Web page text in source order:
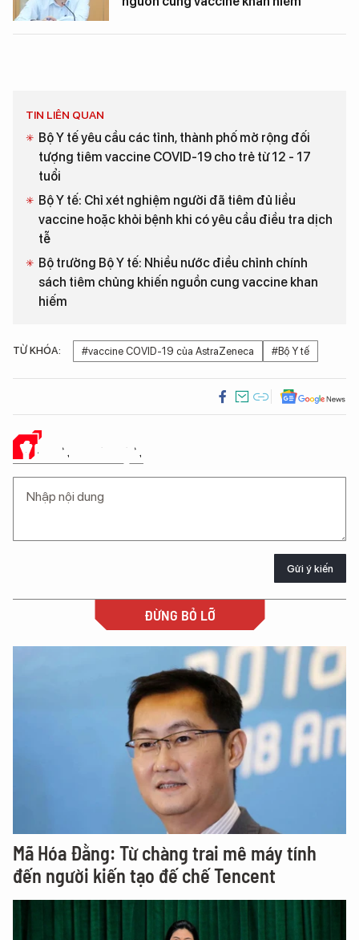
TIN LIÊN QUAN
Bộ Y tế yêu cầu các tỉnh, thành phố mở rộng đối
tượng tiêm vaccine COVID-19 cho trẻ từ 12 - 17
tuổi
Bộ Y tế: Chỉ xét nghiệm người đã tiêm đủ liều
vaccine hoặc khỏi bệnh khi có yêu cầu điều tra dịch
tễ
Bộ trưởng Bộ Y tế: Nhiều nước điều chỉnh chính
sách tiêm chủng khiến nguồn cung vaccine khan
hiếm
TỪ KHÓA: #vaccine COVID-19 của AstraZeneca #Bộ Y tế
Ý KIẾN CỦA BẠN
Gửi ý kiến
ĐỪNG BỎ LỠ
Mã Hóa Đằng: Từ chàng trai mê máy tính
đến người kiến tạo đế chế Tencent